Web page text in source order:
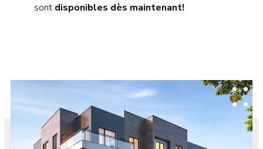
sont disponibles dès maintenant!